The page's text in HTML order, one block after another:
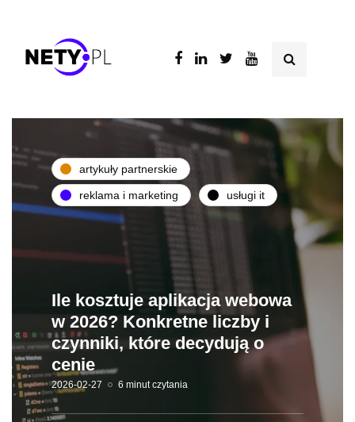
artykuły partnerskie
reklama i marketing usługi it
Ile kosztuje aplikacja webowa
w 2026? Konkretne liczby i
czynniki, które decydują o
cenie
2026-02-27 6 minut czytania